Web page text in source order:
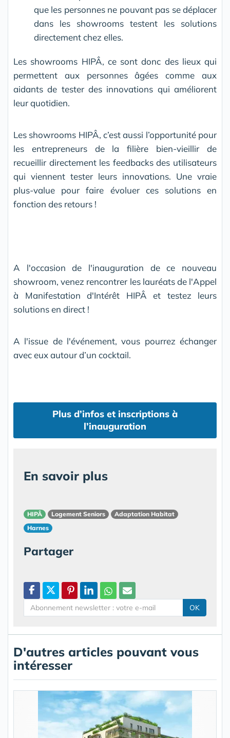
que les personnes ne pouvant pas se déplacer
dans les showrooms testent les solutions
directement chez elles.
Les showrooms HIPÂ, ce sont donc des lieux qui
permettent aux personnes âgées comme aux
aidants de tester des innovations qui améliorent
leur quotidien.
Les showrooms HIPÂ, c’est aussi l’opportunité pour
les entrepreneurs de la filière bien-vieillir de
recueillir directement les feedbacks des utilisateurs
qui viennent tester leurs innovations. Une vraie
plus-value pour faire évoluer ces solutions en
fonction des retours !
A l'occasion de l'inauguration de ce nouveau
showroom, venez rencontrer les lauréats de l'Appel
à Manifestation d'Intérêt HIPÂ et testez leurs
solutions en direct !
A l'issue de l'événement, vous pourrez échanger
avec eux autour d’un cocktail.
Plus d’infos et inscriptions à
l’inauguration
En savoir plus
HIPÂ Logement Seniors
Adaptation Habitat
Harnes
Partager
OK
D'autres articles pouvant vous
intéresser